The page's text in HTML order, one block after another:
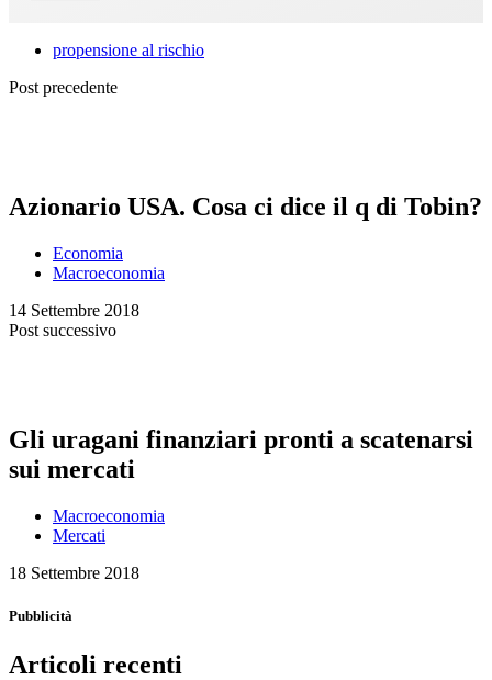
propensione al rischio
Post precedente
Azionario USA. Cosa ci dice il q di Tobin?
Economia
Macroeconomia
14 Settembre 2018
Post successivo
Gli uragani finanziari pronti a scatenarsi
sui mercati
Macroeconomia
Mercati
18 Settembre 2018
Pubblicità
Articoli recenti